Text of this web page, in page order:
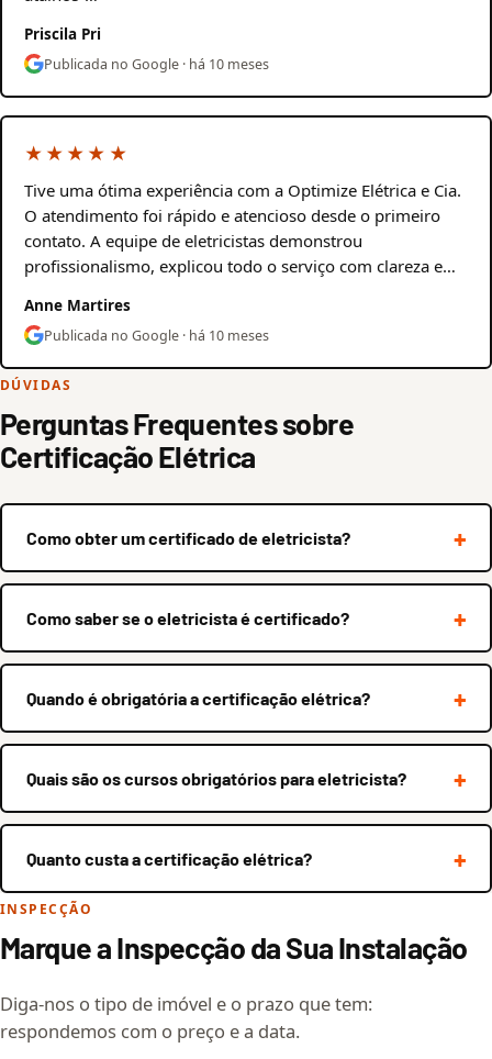
Priscila Pri
Publicada no Google · há 10 meses
★★★★★
Tive uma ótima experiência com a Optimize Elétrica e Cia.
O atendimento foi rápido e atencioso desde o primeiro
contato. A equipe de eletricistas demonstrou
profissionalismo, explicou todo o serviço com clareza e…
Anne Martires
Publicada no Google · há 10 meses
DÚVIDAS
Perguntas Frequentes sobre
Certificação Elétrica
Como obter um certificado de eletricista?
Como saber se o eletricista é certificado?
Quando é obrigatória a certificação elétrica?
Quais são os cursos obrigatórios para eletricista?
Quanto custa a certificação elétrica?
INSPECÇÃO
Marque a Inspecção da Sua Instalação
Diga-nos o tipo de imóvel e o prazo que tem:
respondemos com o preço e a data.